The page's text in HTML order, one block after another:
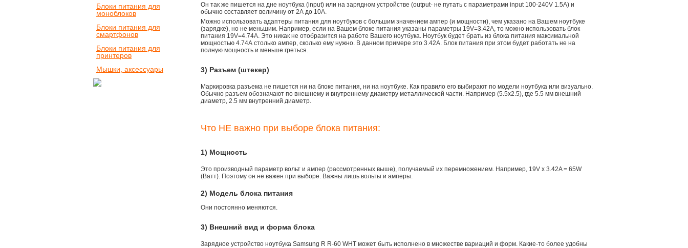
Он так же пишется на дне ноутбука (input) или на зарядном устройстве (output- не путать с параметрами input 100-240V 1.5A) и
обычно составляет величину от 2А до 10A.
Можно использовать адаптеры питания для ноутбуков с большим значением ампер (и мощности), чем указано на Вашем ноутбуке
(зарядке), но не меньшим. Например, если на Вашем блоке питания указаны параметры 19V=3.42A, то можно использовать блок
питания 19V=4.74A. Это никак не отобразится на работе Вашего ноутбука. Ноутбук будет брать из блока питания максимальной
мощностью 4.74А столько ампер, сколько ему нужно. В данном примере это 3.42А. Блок питания при этом будет работать не на
полную мощность и меньше греться.
3) Разъем (штекер)
Маркировка разъема не пишется ни на блоке питания, ни на ноутбуке. Как правило его выбирают по модели ноутбука или визуально.
Обычно разъем обозначают по внешнему и внутреннему диаметру металлической части. Например (5.5x2.5), где 5.5 мм внешний
диаметр, 2.5 мм внутренний диаметр.
Что НЕ важно при выборе блока питания:
1) Мощность
Это производный параметр вольт и ампер (рассмотренных выше), получаемый их перемножением. Например, 19V x 3.42A = 65W
(Ватт). Поэтому он не важен при выборе. Важны лишь вольты и амперы.
2) Модель блока питания
Они постоянно меняются.
3) Внешний вид и форма блока
Зарядное устройство ноутбука Samsung R R-60 WHT может быть исполнено в множестве вариаций и форм. Какие-то более удобны
Блоки питания для
моноблоков
Блоки питания для
смартфонов
Блоки питания для
принтеров
Мышки, аксессуары